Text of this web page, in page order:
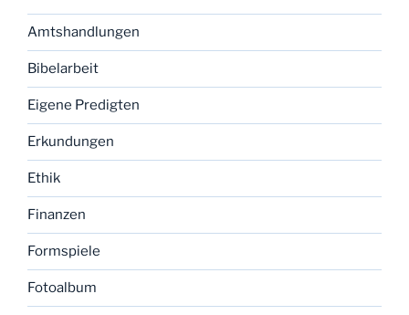
Amtshandlungen
Bibelarbeit
Eigene Predigten
Erkundungen
Ethik
Finanzen
Formspiele
Fotoalbum